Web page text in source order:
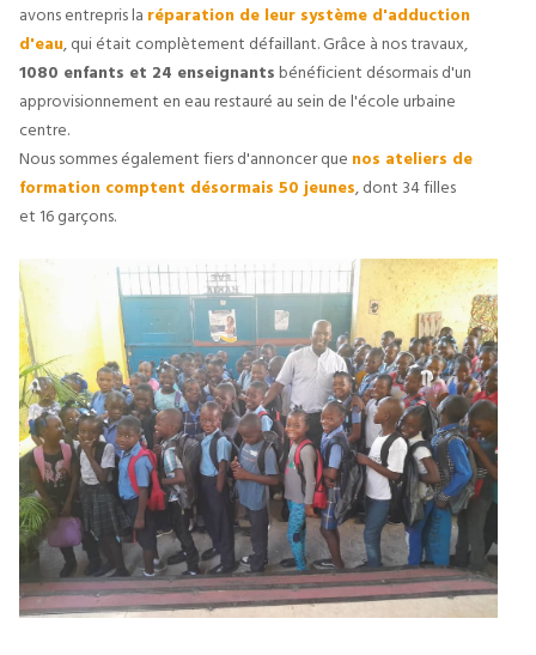
avons entrepris la réparation de leur système d'adduction
d'eau, qui était complètement défaillant. Grâce à nos travaux,
1080 enfants et 24 enseignantsbénéficient désormais d'un
approvisionnement en eau restauré au sein de l'école urbaine
centre.
Nous sommes également fiers d'annoncer que nos ateliers de
formation comptent désormais 50 jeunes, dont 34 filles
et 16 garçons.